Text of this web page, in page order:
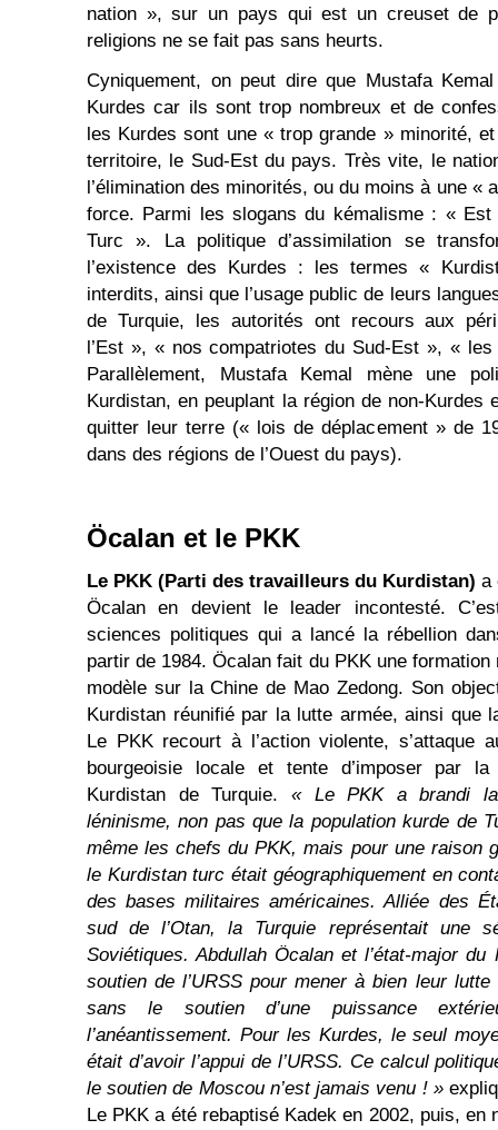
nation », sur un pays qui est un creuset de
religions ne se fait pas sans heurts.
Cyniquement, on peut dire que Mustafa
Kurdes car ils sont trop nombreux et de
les Kurdes sont une « trop grande » minorité,
territoire, le Sud-Est du pays. Très vite, le
l’élimination des minorités, ou du moins à une «
force. Parmi les slogans du kémalisme : «
Turc ». La politique d’assimilation se
l’existence des Kurdes : les termes «
interdits, ainsi que l’usage public de leurs
de Turquie, les autorités ont recours aux
l’Est », « nos compatriotes du Sud-Est », «
Parallèlement, Mustafa Kemal mène une
Kurdistan, en peuplant la région de non-Kurdes
quitter leur terre (« lois de déplacement » de
dans des régions de l’Ouest du pays).
Öcalan et le PKK
Le PKK (Parti des travailleurs du Kurdistan) a
Öcalan en devient le leader incontesté.
sciences politiques qui a lancé la rébellion
partir de 1984. Öcalan fait du PKK une
modèle sur la Chine de Mao Zedong. Son
Kurdistan réunifié par la lutte armée, ainsi que
Le PKK recourt à l’action violente, s’attaque
bourgeoisie locale et tente d’imposer par
Kurdistan de Turquie. « Le PKK a brandi la
léninisme, non pas que la population kurde de
même les chefs du PKK, mais pour une raison
le Kurdistan turc était géographiquement en
des bases militaires américaines. Alliée des
sud de l’Otan, la Turquie représentait une
Soviétiques. Abdullah Öcalan et l’état-major
soutien de l’URSS pour mener à bien leur
sans le soutien d’une puissance
l’anéantissement. Pour les Kurdes, le seul
était d’avoir l’appui de l’URSS. Ce calcul
le soutien de Moscou n’est jamais venu ! »
Le PKK a été rebaptisé Kadek en 2002, puis, en